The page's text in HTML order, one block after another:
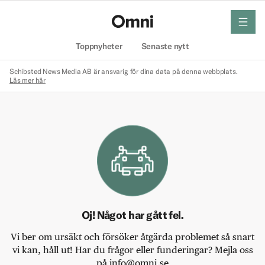
Toppnyheter Senaste nytt
meny
Schibsted News Media AB är ansvarig för dina data på denna webbplats.
Läs mer här
Oj! Något har gått fel.
Vi ber om ursäkt och försöker åtgärda problemet så snart
vi kan, håll ut! Har du frågor eller funderingar? Mejla oss